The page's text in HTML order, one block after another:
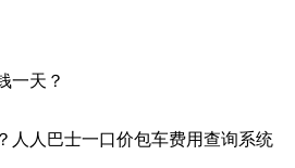
一天？
人人巴士一口价包车费用查询系统